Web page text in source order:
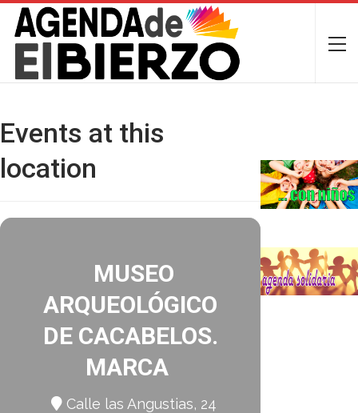
Events at this
location
MUSEO
ARQUEOLÓGICO
DE CACABELOS.
MARCA
Calle las Angustias, 24